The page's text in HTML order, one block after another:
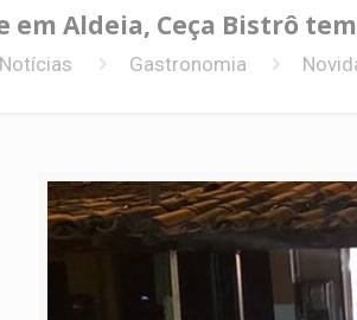
em Aldeia, Ceça Bistrô
Notícias Gastronomia